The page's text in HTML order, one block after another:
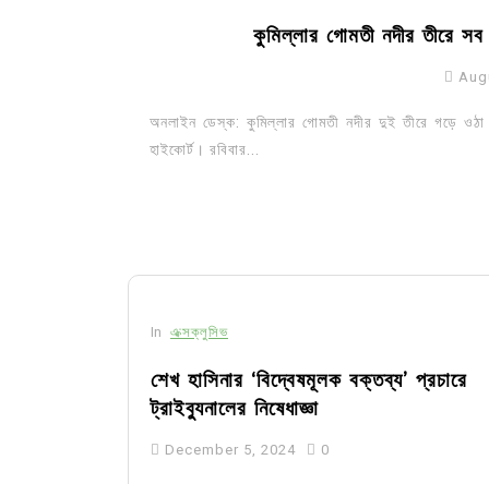
কুমিল্লার গোমতী নদীর তীরে সব
অনলাইন ডেস্ক: কুমিল্লার গোমতী নদীর দুই তীরে গড়ে ওঠা
হাইকোর্ট। রবিবার...
In এক্সক্লুসিভ
শেখ হাসিনার ‘বিদ্বেষমূলক বক্তব্য’ প্রচারে
ট্রাইব্যুনালের নিষেধাজ্ঞা
December 5, 2024 0
কুমিল্লা প্রেস ক্লাবের নির্বাচন
পদের জন্য ৩৩ জন প্রার্থী ভোটযুদ্ধে